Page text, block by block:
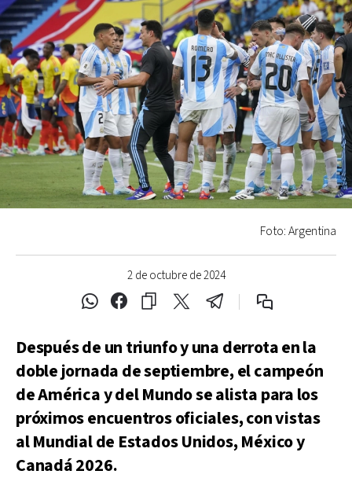
2 de octubre de 2024
Foto: Argentina
Después de un triunfo y una derrota en la
doble jornada de septiembre, el campeón
de América y del Mundo se alista para los
próximos encuentros oficiales, con vistas
al Mundial de Estados Unidos, México y
Canadá 2026.